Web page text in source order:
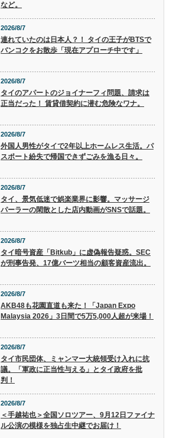
など。
2026/8/7
連れていたのは日本人？！ タイの王子がBTSで
バンコクをお散歩「現在アプローチ中です」
2026/8/7
タイのアパートのジョイナーフィ問題、請求は
正当だった！ 賃貸借契約に潜む危険なワナ。
2026/8/7
外国人男性がタイで2年以上ホームレス生活。パ
スポート紛失で帰国できずごみを漁る日々。
2026/8/7
タイ、景気低迷で娯楽業界に影響。マッサージ
パーラーの閑散とした店内動画がSNSで話題。
2026/8/7
タイ暗号資産「Bitkub」に虚偽報告疑惑。SEC
が刑事告発、17億バーツ相当の顧客資産流出。
2026/8/7
AKB48も花園直道も来た！「Japan Expo
Malaysia 2026」3日間で5万5,000人超が来場！
2026/8/7
タイ市民団体、ミャンマー大統領受け入れに抗
議。「軍政に正当性与える」とタイ政府を批
判！
2026/8/7
＜手越祐也＞全国ソロツアー、9月12日ファイナ
ル公演の模様を独占生中継でお届け！